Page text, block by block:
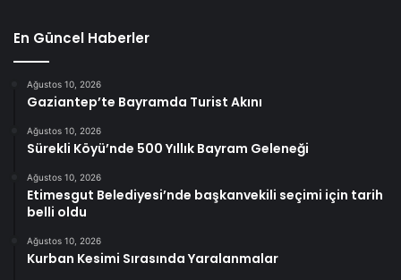
En Güncel Haberler
Ağustos 10, 2026
Gaziantep’te Bayramda Turist Akını
Ağustos 10, 2026
Sürekli Köyü’nde 500 Yıllık Bayram Geleneği
Ağustos 10, 2026
Etimesgut Belediyesi’nde başkanvekili seçimi için tarih
belli oldu
Ağustos 10, 2026
Kurban Kesimi Sırasında Yaralanmalar